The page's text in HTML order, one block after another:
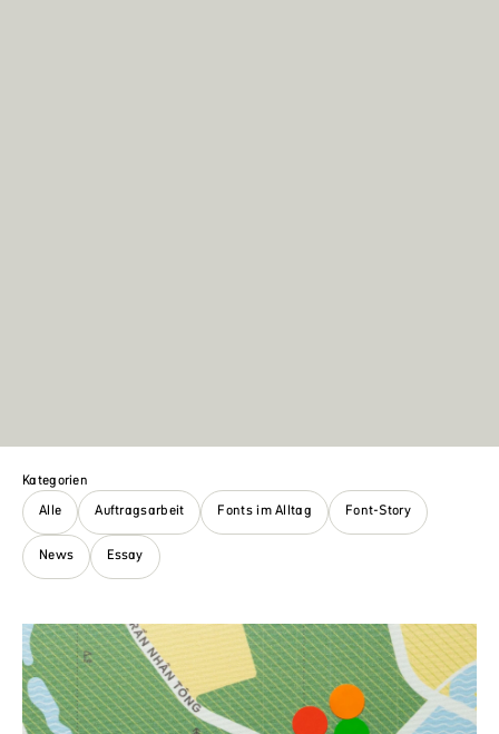
Kategorien
Alle
Auftragsarbeit Fonts im Alltag Font-Story
News Essay